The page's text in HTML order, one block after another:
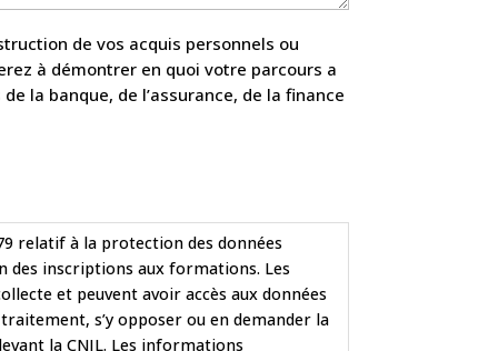
de vos acquis personnels ou
à démontrer en quoi votre parcours a
la banque, de l’assurance, de la finance
relatif à la protection des données
des inscriptions aux formations. Les
et peuvent avoir accès aux données
s’y opposer ou en demander la
la CNIL. Les informations